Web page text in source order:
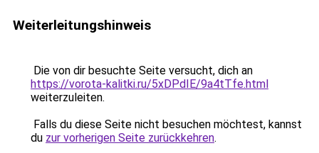
Weiterleitungshinweis
Die von dir besuchte Seite versucht, dich an
https://vorota-kalitki.ru/5xDPdIE/9a4tTfe.html
weiterzuleiten.
Falls du diese Seite nicht besuchen möchtest, kannst
du zur vorherigen Seite zurückkehren.